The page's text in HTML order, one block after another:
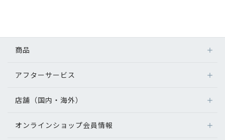
商品
アフターサービス
店舗（国内・海外）
オンラインショップ会員情報